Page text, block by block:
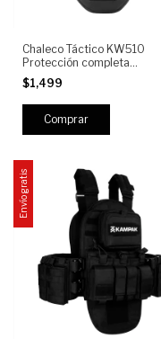
Chaleco Táctico KW510
Protección completa
Multifuncional Liberación
Rápida con Sistema Pouch y
Porta Cargadores
$1,499
Envío gratis